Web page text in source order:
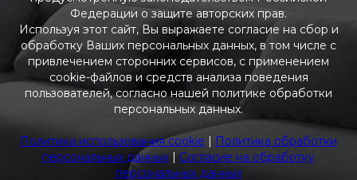
Федерации о защите авторских прав.
Используя этот сайт, Вы выражаете согласие на сбор и
обработку Ваших персональных данных, в том числе с
привлечением сторонних сервисов, с применением
cookie-файлов и средств анализа поведения
пользователей, согласно нашей политике обработки
персональных данных.
Политика использования cookie | Политика обработки
персональных данных | Согласие на обработку
персональных данных